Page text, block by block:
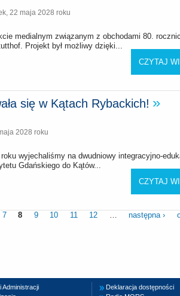
22 maja 2028 roku
medialnym związanym z obchodami 80.
Projekt był możliwy dzięki...
CZYTAJ
się w Kątach Rybackich!
2028 roku
wyjechaliśmy na dwudniowy integracyjno-
Gdańskiego do Kątów...
CZYTAJ
7 8 9 10 11 12 następna ›
Administracji
Deklaracja dostępności